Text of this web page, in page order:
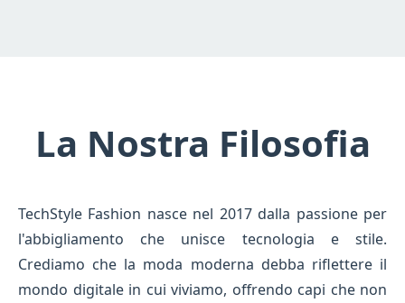
La Nostra Filosofia
TechStyle Fashion nasce nel 2017 dalla passione per
l'abbigliamento che unisce tecnologia e stile.
Crediamo che la moda moderna debba riflettere il
mondo digitale in cui viviamo, offrendo capi che non